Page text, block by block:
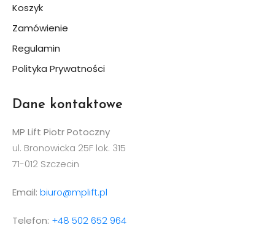
Koszyk
Zamówienie
Regulamin
Polityka Prywatności
Dane kontaktowe
MP Lift Piotr Potoczny
ul. Bronowicka 25F lok. 315
71-012 Szczecin
Email: biuro@mplift.pl
Telefon: +48 502 652 964